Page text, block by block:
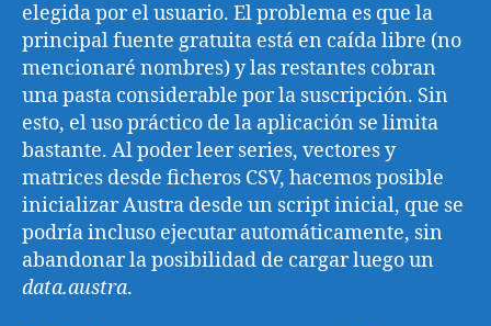
elegida por el usuario. El problema es que la
principal fuente gratuita está en caída libre (no
mencionaré nombres) y las restantes cobran
una pasta considerable por la suscripción. Sin
esto, el uso práctico de la aplicación se limita
bastante. Al poder leer series, vectores y
matrices desde ficheros CSV, hacemos posible
inicializar Austra desde un script inicial, que se
podría incluso ejecutar automáticamente, sin
abandonar la posibilidad de cargar luego un
data.austra.